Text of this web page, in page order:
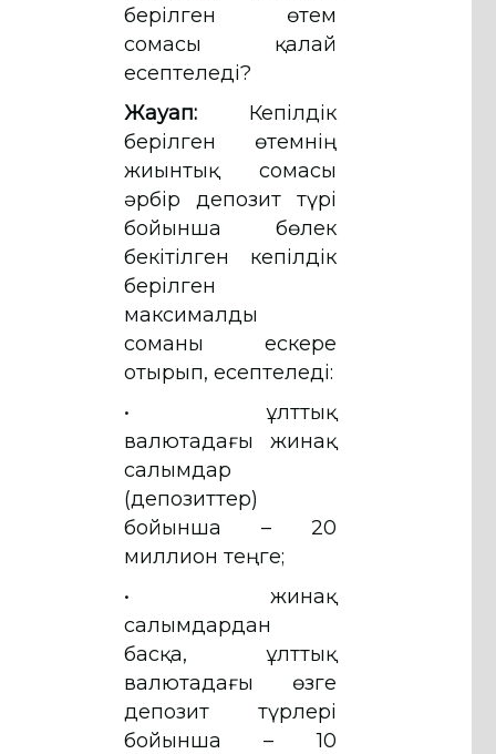
берілген өтем
сомасы қалай
есептеледі?
Жауап: Кепілдік
берілген өтемнің
жиынтық сомасы
әрбір депозит түрі
бойынша бөлек
бекітілген кепілдік
берілген
максималды
соманы ескере
отырып, есептеледі:
• ұлттық
валютадағы жинақ
салымдар
(депозиттер)
бойынша – 20
миллион теңге;
• жинақ
салымдардан
басқа, ұлттық
валютадағы өзге
депозит түрлері
бойынша – 10